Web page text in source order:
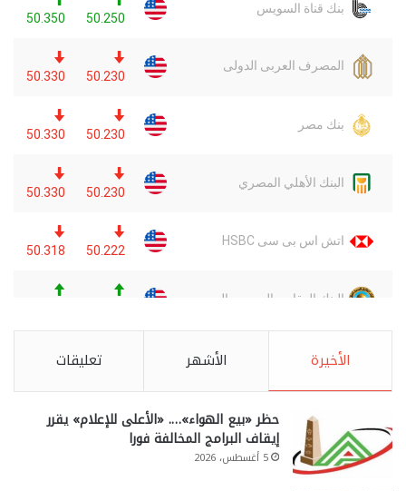
الأخيرة الأشهر تعليقات
حظر «بيع الهواء»…. «الأعلى للإعلام» يقرر
إيقاف البرامج المخالفة فورا
5 أغسطس، 2026